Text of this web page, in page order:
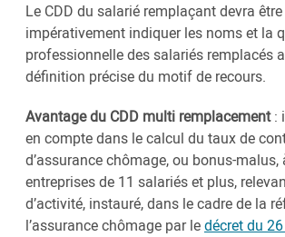
Le CDD du salarié remplaçant devra
impérativement indiquer les noms et la
professionnelle des salariés remplacés
définition précise du motif de recours.
Avantage du CDD multi remplacement:
en compte dans le calcul du taux de
d’assurance chômage, ou bonus-malus,
entreprises de 11 salariés et plus,
d’activité, instauré, dans le cadre de la
l’assurance chômage par ledécret du